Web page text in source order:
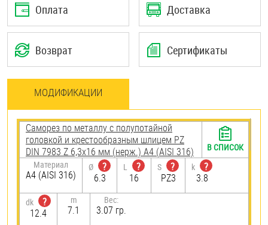
Оплата Доставка
Возврат Сертификаты
МОДИФИКАЦИИ
Саморез по металлу с полупотайной
головкой и крестообразным шлицем PZ
DIN 7983 Z 6,3х16 мм (нерж.) A4 (AISI 316)
Материал
A4 (AISI 316)
Ø
?
6.3
L
?
16
S
?
PZ3
k
?
3.8
dk
?
12.4
m
7.1
Вес:
3.07 гр.
В СПИСОК